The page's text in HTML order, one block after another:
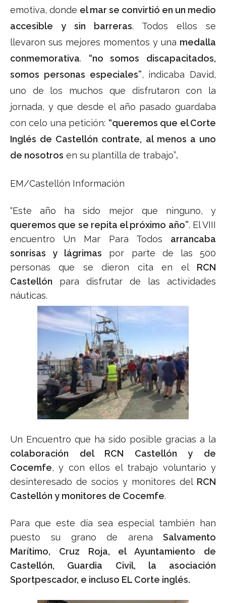
emotiva, donde el mar se convirtió en un medio
accesible y sin barreras. Todos ellos se
llevaron sus mejores momentos y una medalla
conmemorativa. “no somos discapacitados,
somos personas especiales”, indicaba David,
uno de los muchos que disfrutaron con la
jornada, y que desde el año pasado guardaba
con celo una petición: “queremos que el Corte
Inglés de Castellón contrate, al menos a uno
de nosotros en su plantilla de trabajo”.
EM/Castellón Información
“Este año ha sido mejor que ninguno, y
queremos que se repita el próximo año”. El VIII
encuentro Un Mar Para Todos arrancaba
sonrisas y lágrimas por parte de las 500
personas que se dieron cita en el RCN
Castellón para disfrutar de las actividades
náuticas.
Un Encuentro que ha sido posible gracias a la
colaboración del RCN Castellón y de
Cocemfe, y con ellos el trabajo voluntario y
desinteresado de socios y monitores del RCN
Castellón y monitores de Cocemfe.
Para que este día sea especial también han
puesto su grano de arena Salvamento
Marítimo, Cruz Roja, el Ayuntamiento de
Castellón, Guardia Civil, la asociación
Sportpescador, e incluso EL Corte inglés.